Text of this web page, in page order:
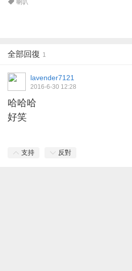
喇叭
全部回復 1
lavender7121
2016-6-30 12:28
哈哈哈
好笑
支持 反對